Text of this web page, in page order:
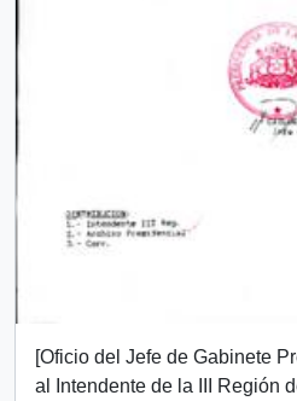
[Oficio del Jefe de Gabinete
al Intendente de la III Región